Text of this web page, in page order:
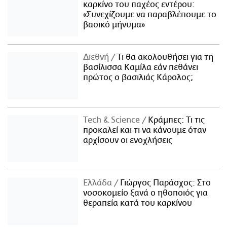
καρκίνο του παχέος εντέρου:
«Συνεχίζουμε να παραβλέπουμε το
βασικό μήνυμα»
Διεθνή
Τι θα ακολουθήσει για τη
βασίλισσα Καμίλα εάν πεθάνει
πρώτος ο βασιλιάς Κάρολος;
Τech & Science
Κράμπες: Τι τις
προκαλεί και τι να κάνουμε όταν
αρχίσουν οι ενοχλήσεις
Ελλάδα
Γιώργος Παράσχος: Στο
νοσοκομείο ξανά ο ηθοποιός για
θεραπεία κατά του καρκίνου